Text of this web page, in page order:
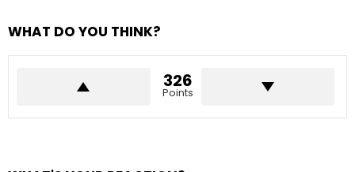
WHAT DO YOU THINK?
326
Points